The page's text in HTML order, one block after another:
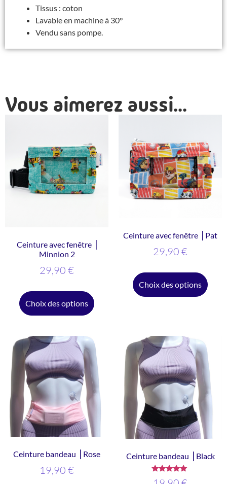
Tissus : coton
Lavable en machine à 30°
Vendu sans pompe.
Vous aimerez aussi...
Ceinture avec fenêtre ⎥
Minnion 2
29,90 €
Choix des options
Ceinture avec fenêtre ⎥ Pat
29,90 €
Choix des options
Ceinture bandeau ⎥ Rose
19,90 €
Ceinture bandeau ⎥ Black
Note